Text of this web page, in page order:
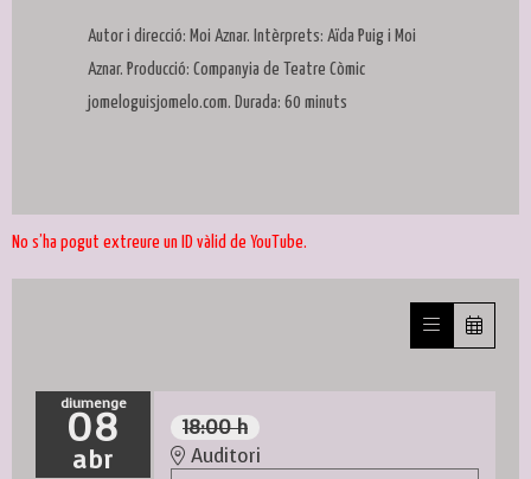
Autor i direcció: Moi Aznar. Intèrprets: Aïda Puig i Moi
Aznar. Producció: Companyia de Teatre Còmic
jomeloguisjomelo.com. Durada: 60 minuts
No s’ha pogut extreure un ID vàlid de YouTube.
diumenge
08
abr
18:00 h
Auditori